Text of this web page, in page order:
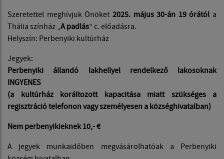
Szeretettel meghívjuk Önöket 2025. május 30-án 19 órától a
Thália színház „A padlás” c. előadásra.
Helyszín: Perbenyiki kultúrház
Jegyek:
Perbenyiki állandó lakhellyel rendelkező lakosoknak
INGYENES
(a kultúrház koráltozott kapacitása miatt szükséges a
regisztráció telefonon vagy személyesen a községhivatalban)
Nem perbenyikieknek 10,- €
A jegyek munkaidőben megvásárolhatóak a Perbenyiki